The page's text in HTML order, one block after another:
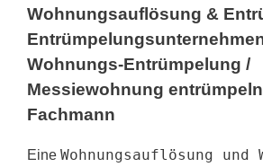
Wohnungsauflösung &
Wohnungs-Entrümpelung /
Messiewohnung
Fachmann
Eine Wohnungsauflösung und